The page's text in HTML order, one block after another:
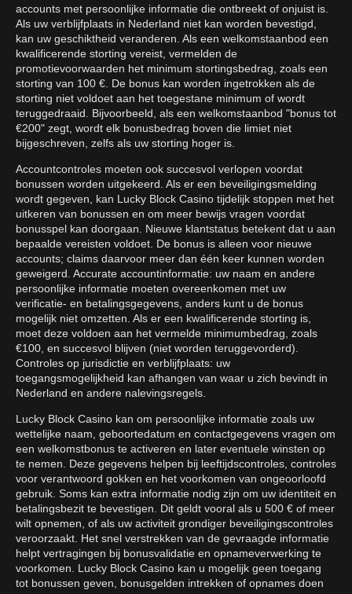
accounts met persoonlijke informatie die ontbreekt of onjuist is.
Als uw verblijfplaats in Nederland niet kan worden bevestigd,
kan uw geschiktheid veranderen. Als een welkomstaanbod een
kwalificerende storting vereist, vermelden de
promotievoorwaarden het minimum stortingsbedrag, zoals een
storting van 100 €. De bonus kan worden ingetrokken als de
storting niet voldoet aan het toegestane minimum of wordt
teruggedraaid. Bijvoorbeeld, als een welkomstaanbod "bonus tot
€200" zegt, wordt elk bonusbedrag boven die limiet niet
bijgeschreven, zelfs als uw storting hoger is.
Accountcontroles moeten ook succesvol verlopen voordat
bonussen worden uitgekeerd. Als er een beveiligingsmelding
wordt gegeven, kan Lucky Block Casino tijdelijk stoppen met het
uitkeren van bonussen en om meer bewijs vragen voordat
bonusspel kan doorgaan. Nieuwe klantstatus betekent dat u aan
bepaalde vereisten voldoet. De bonus is alleen voor nieuwe
accounts; claims daarvoor meer dan één keer kunnen worden
geweigerd. Accurate accountinformatie: uw naam en andere
persoonlijke informatie moeten overeenkomen met uw
verificatie- en betalingsgegevens, anders kunt u de bonus
mogelijk niet omzetten. Als er een kwalificerende storting is,
moet deze voldoen aan het vermelde minimumbedrag, zoals
€100, en succesvol blijven (niet worden teruggevorderd).
Controles op jurisdictie en verblijfplaats: uw
toegangsmogelijkheid kan afhangen van waar u zich bevindt in
Nederland en andere nalevingsregels.
Lucky Block Casino kan om persoonlijke informatie zoals uw
wettelijke naam, geboortedatum en contactgegevens vragen om
een welkomstbonus te activeren en later eventuele winsten op
te nemen. Deze gegevens helpen bij leeftijdscontroles, controles
voor verantwoord gokken en het voorkomen van ongeoorloofd
gebruik. Soms kan extra informatie nodig zijn om uw identiteit en
betalingsbezit te bevestigen. Dit geldt vooral als u 500 € of meer
wilt opnemen, of als uw activiteit grondiger beveiligingscontroles
veroorzaakt. Het snel verstrekken van de gevraagde informatie
helpt vertragingen bij bonusvalidatie en opnameverwerking te
voorkomen. Lucky Block Casino kan u mogelijk geen toegang
tot bonussen geven, bonusgelden intrekken of opnames doen